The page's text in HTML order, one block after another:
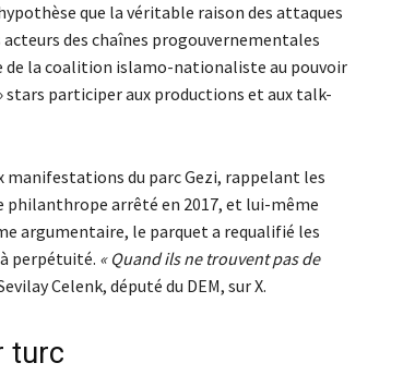
que la véritable raison des attaques
des chaînes progouvernementales
la coalition islamo-nationaliste au pouvoir
stars participer aux productions et aux talk-
manifestations du parc Gezi, rappelant les
philanthrope arrêté en 2017, et lui-même
argumentaire, le parquet a requalifié les
perpétuité. « Quand ils ne trouvent pas de
Celenk, député du DEM, sur X.
turc